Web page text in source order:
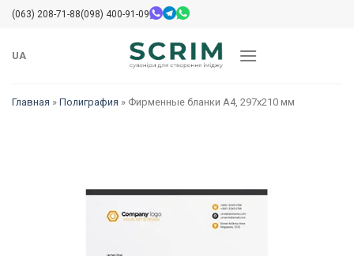
Skip
content
(063) 208-71-88(098) 400-91-09
UA
Главная » Полиграфия » Фирменные бланки А4, 297х210 мм